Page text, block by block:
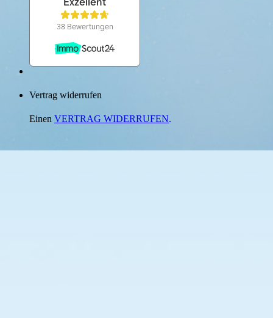
Vertrag widerrufen
Einen VERTRAG WIDERRUFEN.